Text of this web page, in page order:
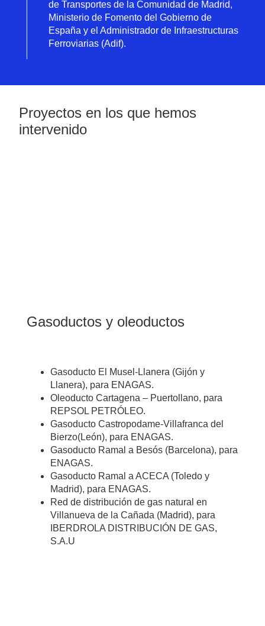
de Transportes de la Comunidad de Madrid,
Ministerio de Fomento del Gobierno de
España y el Administrador de Infraestructuras
Ferroviarias (Adif).
Proyectos en los que hemos
intervenido
Gasoductos y oleoductos
Gasoducto El Musel-Llanera (Gijón y
Llanera), para ENAGAS.
Oleoducto Cartagena – Puertollano, para
REPSOL PETRÓLEO.
Gasoducto Castropodame-Villafranca del
Bierzo(León), para ENAGAS.
Gasoducto Ramal a Besós (Barcelona), para
ENAGAS.
Gasoducto Ramal a ACECA (Toledo y
Madrid), para ENAGAS.
Red de distribución de gas natural en
Villanueva de la Cañada (Madrid), para
IBERDROLA DISTRIBUCIÓN DE GAS,
S.A.U